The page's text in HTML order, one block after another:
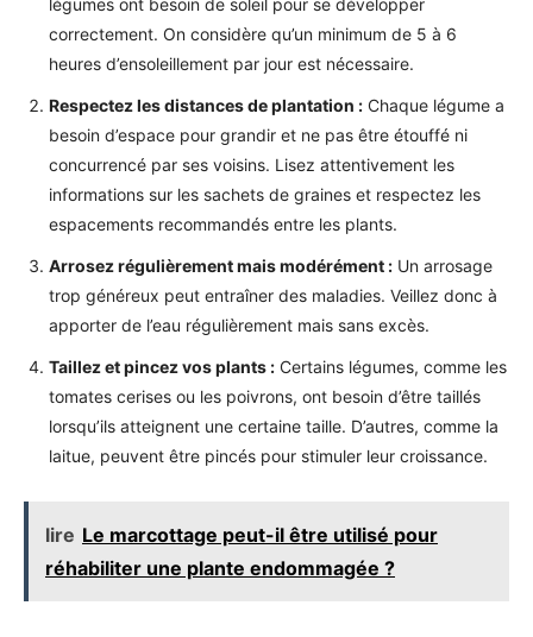
légumes ont besoin de soleil pour se développer
correctement. On considère qu’un minimum de 5 à 6
heures d’ensoleillement par jour est nécessaire.
Respectez les distances de plantation : Chaque légume a
besoin d’espace pour grandir et ne pas être étouffé ni
concurrencé par ses voisins. Lisez attentivement les
informations sur les sachets de graines et respectez les
espacements recommandés entre les plants.
Arrosez régulièrement mais modérément : Un arrosage
trop généreux peut entraîner des maladies. Veillez donc à
apporter de l’eau régulièrement mais sans excès.
Taillez et pincez vos plants : Certains légumes, comme les
tomates cerises ou les poivrons, ont besoin d’être taillés
lorsqu’ils atteignent une certaine taille. D’autres, comme la
laitue, peuvent être pincés pour stimuler leur croissance.
lire Le marcottage peut-il être utilisé pour
réhabiliter une plante endommagée ?